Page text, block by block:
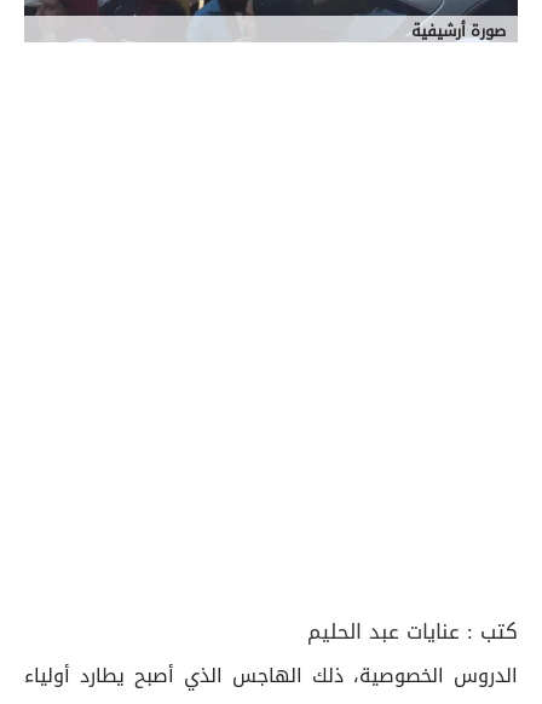
صورة أرشيفية
كتب : عنايات عبد الحليم
الدروس الخصوصية، ذلك الهاجس الذي أصبح يطارد أولياء